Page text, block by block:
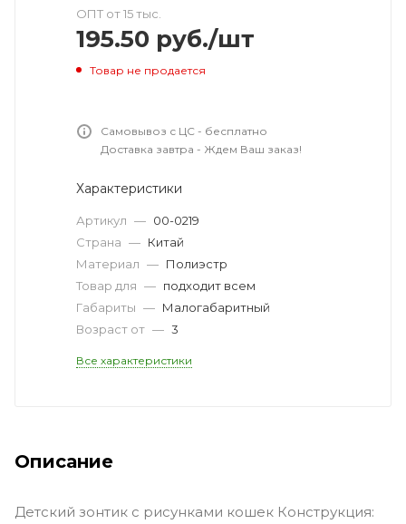
ОПТ от 15 тыс.
195.50 руб./шт
Товар не продается
Самовывоз с ЦС - бесплатно
Доставка завтра - Ждем Ваш заказ!
Характеристики
Артикул — 00-0219
Страна — Китай
Материал — Полиэстр
Товар для — подходит всем
Габариты — Малогабаритный
Возраст от — 3
Все характеристики
Описание
Детский зонтик с рисунками кошек Конструкция: